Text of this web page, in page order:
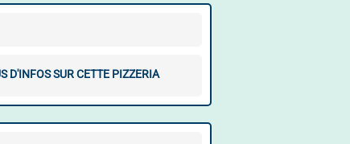
D'INFOS SUR CETTE PIZZERIA